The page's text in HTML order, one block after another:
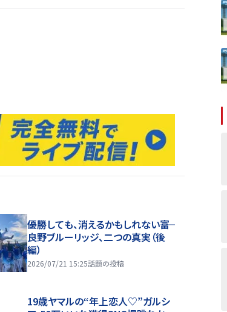
優勝しても、消えるかもしれない――富
良野ブルーリッジ、二つの真実（後
編）
2026/07/21 15:25話題の投稿
19歳ヤマルの“年上恋人♡”ガルシ